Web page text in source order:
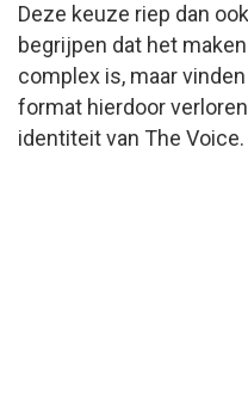
Deze keuze riep dan
begrijpen dat het
complex is, maar
format hierdoor
identiteit van The Voice.